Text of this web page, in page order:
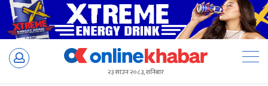
Skip
२३ साउन २०८३, शनिबार